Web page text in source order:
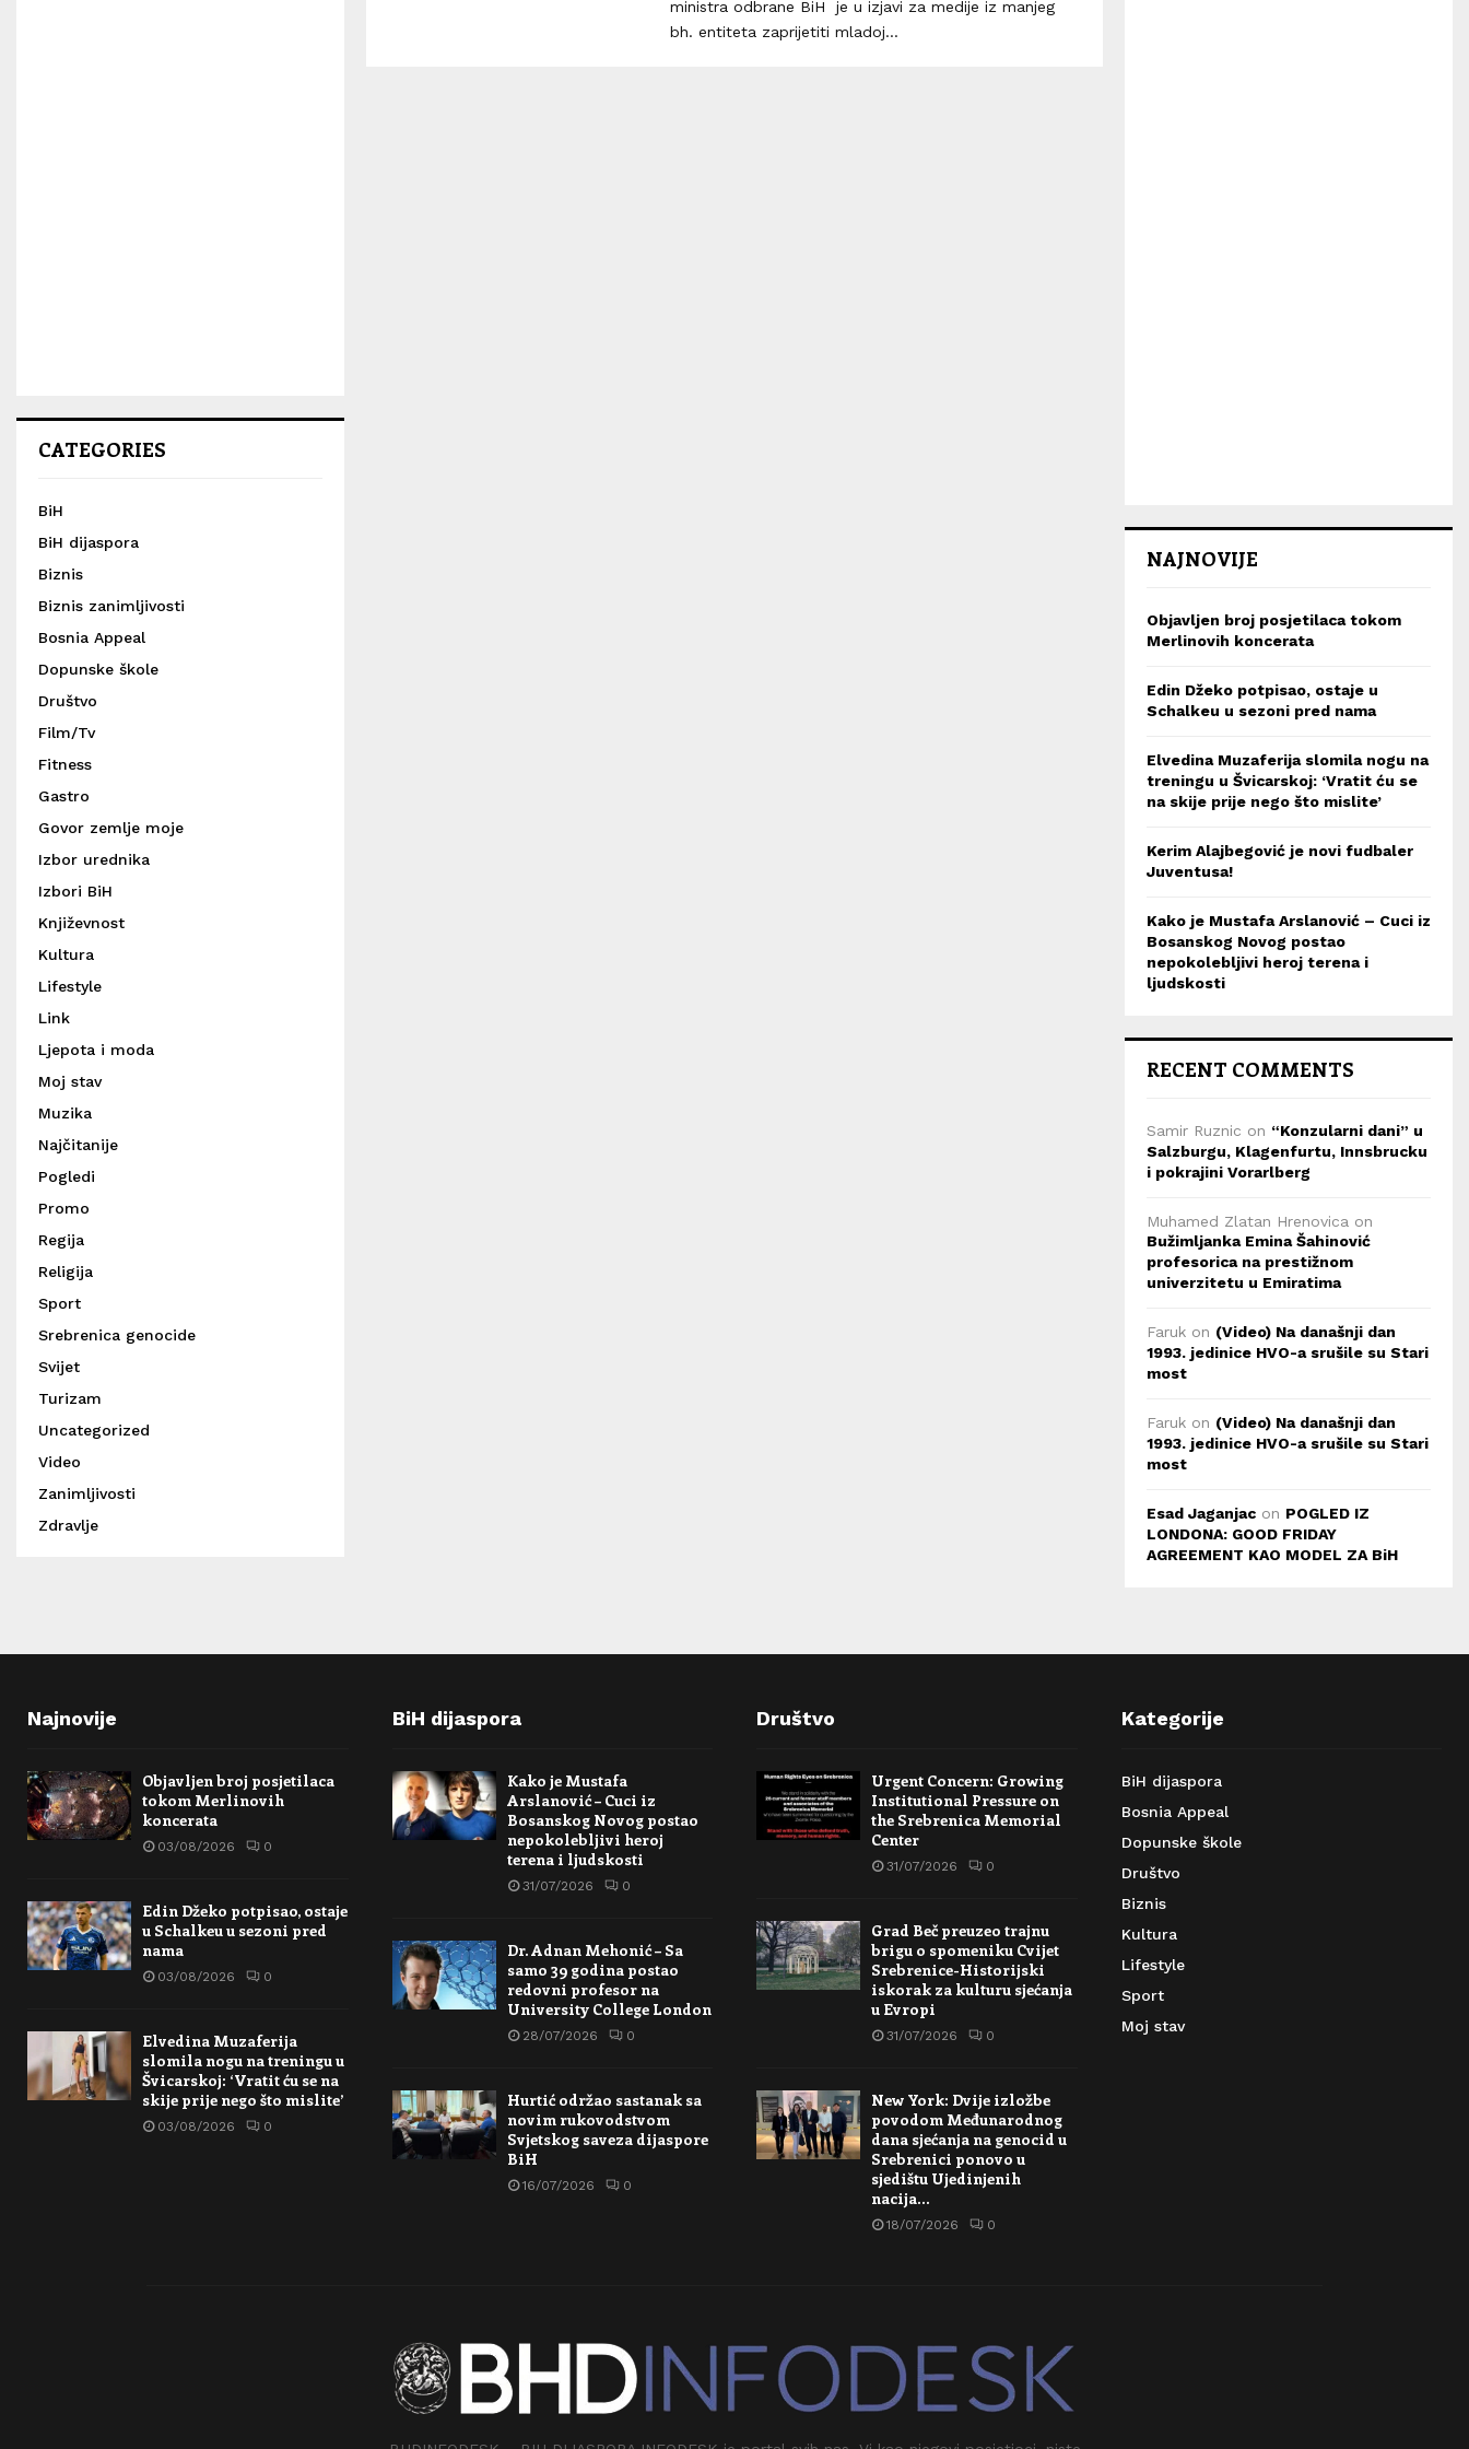
ministra odbrane BiH je u izjavi za medije iz manjeg
bh. entiteta zaprijetiti mladoj...
CATEGORIES
BiH
BiH dijaspora
Biznis
Biznis zanimljivosti
Bosnia Appeal
Dopunske škole
Društvo
Film/Tv
Fitness
Gastro
Govor zemlje moje
Izbor urednika
Izbori BiH
Književnost
Kultura
Lifestyle
Link
Ljepota i moda
Moj stav
Muzika
Najčitanije
Pogledi
Promo
Regija
Religija
Sport
Srebrenica genocide
Svijet
Turizam
Uncategorized
Video
Zanimljivosti
Zdravlje
NAJNOVIJE
Objavljen broj posjetilaca tokom
Merlinovih koncerata
Edin Džeko potpisao, ostaje u
Schalkeu u sezoni pred nama
Elvedina Muzaferija slomila nogu na
treningu u Švicarskoj: ‘Vratit ću se
na skije prije nego što mislite’
Kerim Alajbegović je novi fudbaler
Juventusa!
Kako je Mustafa Arslanović – Cuci iz
Bosanskog Novog postao
nepokolebljivi heroj terena i
ljudskosti
RECENT COMMENTS
Samir Ruznic on “Konzularni dani” u
Salzburgu, Klagenfurtu, Innsbrucku
i pokrajini Vorarlberg
Muhamed Zlatan Hrenovica on
Bužimljanka Emina Šahinović
profesorica na prestižnom
univerzitetu u Emiratima
Faruk on (Video) Na današnji dan
1993. jedinice HVO-a srušile su Stari
most
Faruk on (Video) Na današnji dan
1993. jedinice HVO-a srušile su Stari
most
Esad Jaganjac on POGLED IZ
LONDONA: GOOD FRIDAY
AGREEMENT KAO MODEL ZA BiH
Najnovije
Objavljen broj posjetilaca
tokom Merlinovih
koncerata
03/08/2026 0
Edin Džeko potpisao, ostaje
u Schalkeu u sezoni pred
nama
03/08/2026 0
Elvedina Muzaferija
slomila nogu na treningu u
Švicarskoj: ‘Vratit ću se na
skije prije nego što mislite’
03/08/2026 0
BiH dijaspora
Kako je Mustafa
Arslanović – Cuci iz
Bosanskog Novog postao
nepokolebljivi heroj
terena i ljudskosti
31/07/2026 0
Dr. Adnan Mehonić – Sa
samo 39 godina postao
redovni profesor na
University College London
28/07/2026 0
Hurtić održao sastanak sa
novim rukovodstvom
Svjetskog saveza dijaspore
BiH
16/07/2026 0
Društvo
Urgent Concern: Growing
Institutional Pressure on
the Srebrenica Memorial
Center
31/07/2026 0
Grad Beč preuzeo trajnu
brigu o spomeniku Cvijet
Srebrenice-Historijski
iskorak za kulturu sjećanja
u Evropi
31/07/2026 0
New York: Dvije izložbe
povodom Međunarodnog
dana sjećanja na genocid u
Srebrenici ponovo u
sjedištu Ujedinjenih
nacija…
18/07/2026 0
Kategorije
BiH dijaspora
Bosnia Appeal
Dopunske škole
Društvo
Biznis
Kultura
Lifestyle
Sport
Moj stav